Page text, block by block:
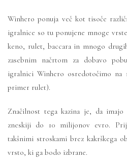
Winhero ponuja več kot tisoče
igralnice so tu ponujene mnoge
keno, rulet, baccara in mnogo
zasebnim načrtom za dobavo
igralnici Winhero osredotočimo na
primer rulet).
Značilnost tega kazina je, da
zneskiji do 10 milijonov evro.
takšnimi stroskami brez kakrškega
vrsto, ki ga bodo izbrane.